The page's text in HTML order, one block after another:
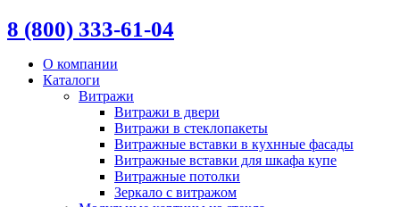
8 (800) 333-61-04
О компании
Каталоги
Витражи
Витражи в двери
Витражи в стеклопакеты
Витражные вставки в кухнные фасады
Витражные вставки для шкафа купе
Витражные потолки
Зеркало с витражом